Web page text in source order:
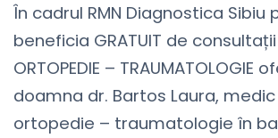
În cadrul RMN Diagnostica Sibiu
beneficia GRATUIT de
ORTOPEDIE – TRAUMATOLOGIE
doamna dr. Bartos Laura,
ortopedie – traumatologie în